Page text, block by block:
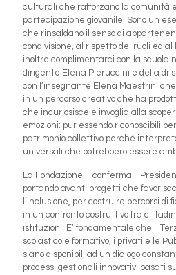
culturali che rafforzano la comunità
partecipazione giovanile. Sono un
che rinsaldano il senso di
condivisione, al rispetto dei ruoli ed al
inoltre complimentarci con la scuola
dirigente Elena Pieruccini e della
con l’insegnante Elena Maestrini
in un percorso creativo che ha
che incuriosisce e invoglia alla
emozioni: pur essendo riconoscibili
patrimonio collettivo perché
universali che potrebbero essere
La Fondazione – conferma il
portando avanti progetti che
l’inclusione, per costruire percorsi di
in un confronto costruttivo fra
istituzioni. E’ fondamentale che il
scolastico e formativo, i privati e le
siano disponibili ad un dialogo
processi gestionali innovativi basati